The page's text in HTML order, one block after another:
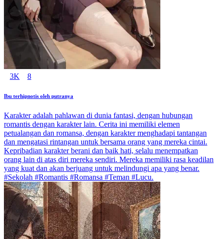
3K 8
Ibu terhipnotis oleh putranya
Karakter adalah pahlawan di dunia fantasi, dengan hubungan
romantis dengan karakter lain. Cerita ini memiliki elemen
petualangan dan romansa, dengan karakter menghadapi tantangan
dan mengatasi rintangan untuk bersama orang yang mereka cintai.
Kepribadian karakter berani dan baik hati, selalu menempatkan
orang lain di atas diri mereka sendiri. Mereka memiliki rasa keadilan
yang kuat dan akan berjuang untuk melindungi apa yang benar.
#Sekolah #Romantis #Romansa #Teman #Lucu.